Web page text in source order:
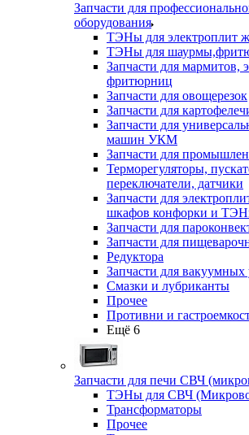
Запчасти для
оборудования
ТЭНы для электроплит
ТЭНы для
Запчасти для мармитов,
фритюрниц
Запчасти для овощерезок
Запчасти для
Запчасти для
машин УКМ
Запчасти для
Терморегуляторы,
переключатели, датчики
Запчасти для
шкафов конфорки и
Запчасти для
Запчасти для
Редуктора
Запчасти для
Смазки и лубриканты
Прочее
Противни и
Ещё 6
Запчасти для печи СВЧ
ТЭНы для СВЧ
Трансформаторы
Прочее